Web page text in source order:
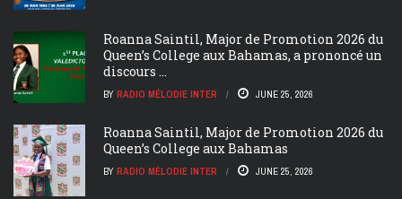
Roanna Saintil, Major de Promotion 2026 du
Queen’s College aux Bahamas, a prononcé un
discours ...
BY RADIO MÉLODIE INTER JUNE 25, 2026
Roanna Saintil, Major de Promotion 2026 du
Queen’s College aux Bahamas
BY RADIO MÉLODIE INTER JUNE 25, 2026